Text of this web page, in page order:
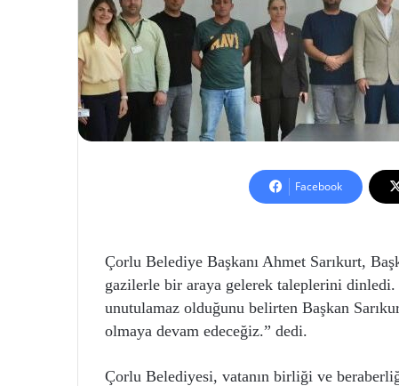
Facebook
Çorlu Belediye Başkanı Ahmet Sarıkurt,
gazilerle bir araya gelerek taleplerini dinledi.
unutulamaz olduğunu belirten Başkan
olmaya devam edeceğiz.” dedi.
Çorlu Belediyesi, vatanın birliği ve